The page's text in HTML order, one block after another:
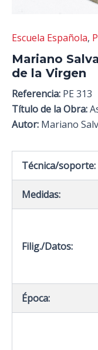
Escuela Española,
Mariano
de la Virgen
Referencia: PE 313
Título de la Obra:
Autor: Mariano
Técnica/soporte:
Medidas:
Filig./Datos:
Época: